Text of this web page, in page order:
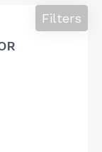
Filters